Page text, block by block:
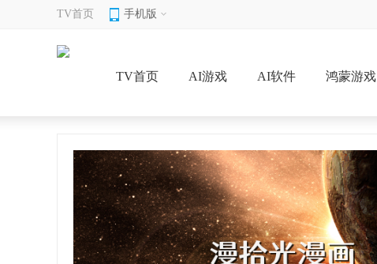
TV首页 手机版
TV首页 AI游戏 AI软件 鸿蒙游戏